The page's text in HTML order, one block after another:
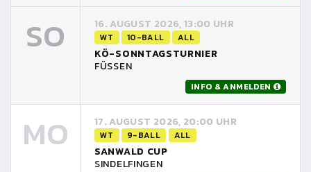
SO 16. AUGUST 2026, 13:00 UHR
WT 10-BALL ALL
KÖ-SONNTAGSTURNIER
FÜSSEN
INFO & ANMELDEN
MO 17. AUGUST 2026, 20:00 UHR
WT 9-BALL ALL
SANWALD CUP
SINDELFINGEN